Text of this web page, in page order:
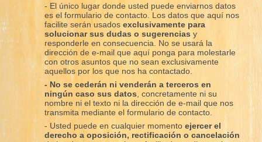
- El único lugar donde usted puede enviarnos datos
es el formulario de contacto. Los datos que aquí nos
facilite serán usados exclusivamente para
solucionar sus dudas o sugerenciasy
responderle en consecuencia. No se usará la
dirección de e-mail que aquí ponga para molestarle
con otros asuntos que no sean exclusivamente
aquellos por los que nos ha contactado.
- No se cederán ni venderán a terceros en
ningún caso sus datos , concretamente ni su
nombre ni el texto ni la dirección de e-mail que nos
transmita mediante el formulario de contacto.
- Usted puede en cualquier momento ejercer el
derecho a oposición, rectificación o cancelación